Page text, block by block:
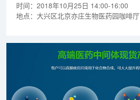
时间：2018年10月25日 14:00-16:00
地点：大兴区北京亦庄生物医药园咖啡厅